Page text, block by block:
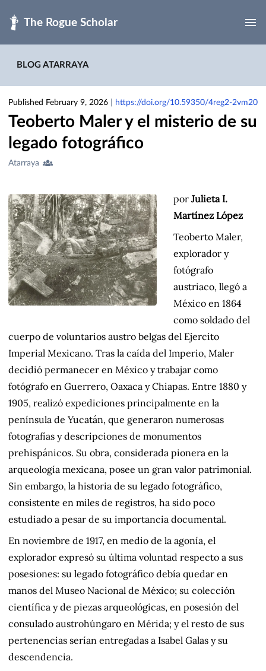
BLOG ATARRAYA
Published February 9, 2026 https://doi.org/10.59350/4reg2-2vm20
Teoberto Maler y el misterio de su
legado fotográfico
Creators
Atarraya
por Julieta I.
Martínez López
Teoberto Maler,
explorador y
fotógrafo
austriaco, llegó a
México en 1864
como soldado del
cuerpo de voluntarios austro belgas del Ejercito
Imperial Mexicano. Tras la caída del Imperio, Maler
decidió permanecer en México y trabajar como
fotógrafo en Guerrero, Oaxaca y Chiapas. Entre 1880 y
1905, realizó expediciones principalmente en la
península de Yucatán, que generaron numerosas
fotografías y descripciones de monumentos
prehispánicos. Su obra, considerada pionera en la
arqueología mexicana, posee un gran valor patrimonial.
Sin embargo, la historia de su legado fotográfico,
consistente en miles de registros, ha sido poco
estudiado a pesar de su importancia documental.
En noviembre de 1917, en medio de la agonía, el
explorador expresó su última voluntad respecto a sus
posesiones: su legado fotográfico debía quedar en
manos del Museo Nacional de México; su colección
científica y de piezas arqueológicas, en posesión del
consulado austrohúngaro en Mérida; y el resto de sus
pertenencias serían entregadas a Isabel Galas y su
descendencia.